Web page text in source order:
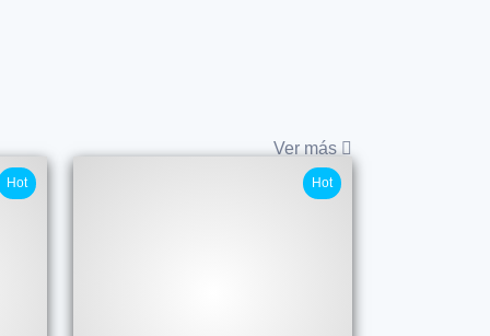
Ver más
Hot Hot